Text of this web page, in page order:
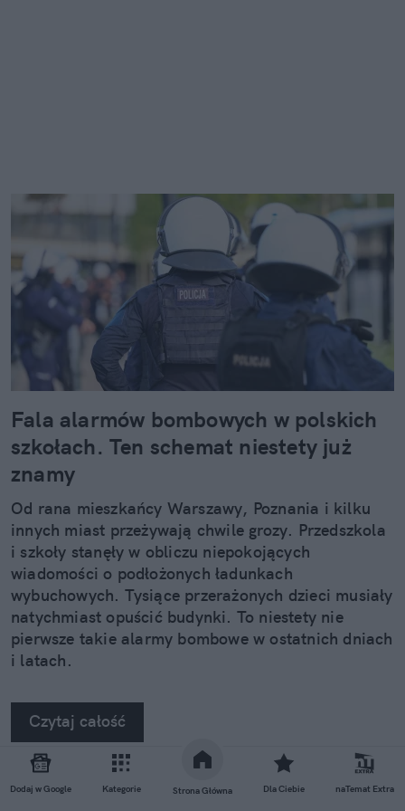
Dodaj w Google Kategorie Strona Główna Dla Ciebie naTemat Extra
Fala alarmów bombowych w polskich
szkołach. Ten schemat niestety już
znamy
Od rana mieszkańcy Warszawy, Poznania i kilku
innych miast przeżywają chwile grozy. Przedszkola
i szkoły stanęły w obliczu niepokojących
wiadomości o podłożonych ładunkach
wybuchowych. Tysiące przerażonych dzieci musiały
natychmiast opuścić budynki. To niestety nie
pierwsze takie alarmy bombowe w ostatnich dniach
i latach.
Czytaj całość
REKLAMA